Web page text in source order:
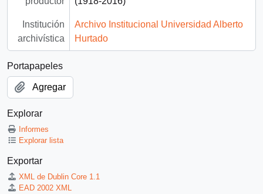
Institución
archivística
Archivo Institucional Universidad Alberto
Hurtado
Portapapeles
Agregar
Explorar
Informes
Explorar lista
Exportar
XML de Dublin Core 1.1
EAD 2002 XML